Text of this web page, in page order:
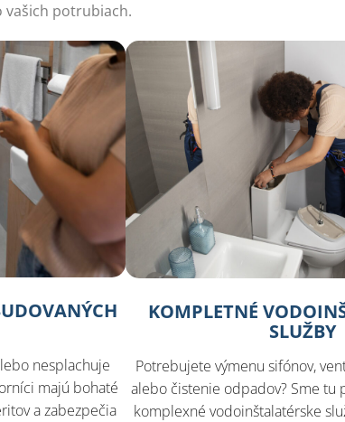
vašich potrubiach.
nesplachuje
majú bohaté
a zabezpečia
KOMPLETNÉ
SLUŽBY
Potrebujete výmenu sifónov,
alebo čistenie odpadov? Sme tu
komplexné vodoinštalatérske